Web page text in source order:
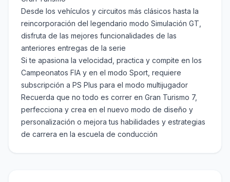
Desde los vehículos y circuitos más clásicos hasta la
reincorporación del legendario modo Simulación GT,
disfruta de las mejores funcionalidades de las
anteriores entregas de la serie
Si te apasiona la velocidad, practica y compite en los
Campeonatos FIA y en el modo Sport, requiere
subscripción a PS Plus para el modo multijugador
Recuerda que no todo es correr en Gran Turismo 7,
perfecciona y crea en el nuevo modo de diseño y
personalización o mejora tus habilidades y estrategias
de carrera en la escuela de conducción